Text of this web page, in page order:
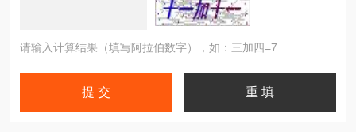
请输入计算结果（填写阿拉伯数字），如：三加四=7